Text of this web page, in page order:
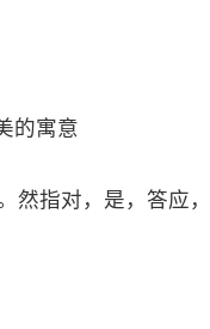
的寓意
然指对，是，答应